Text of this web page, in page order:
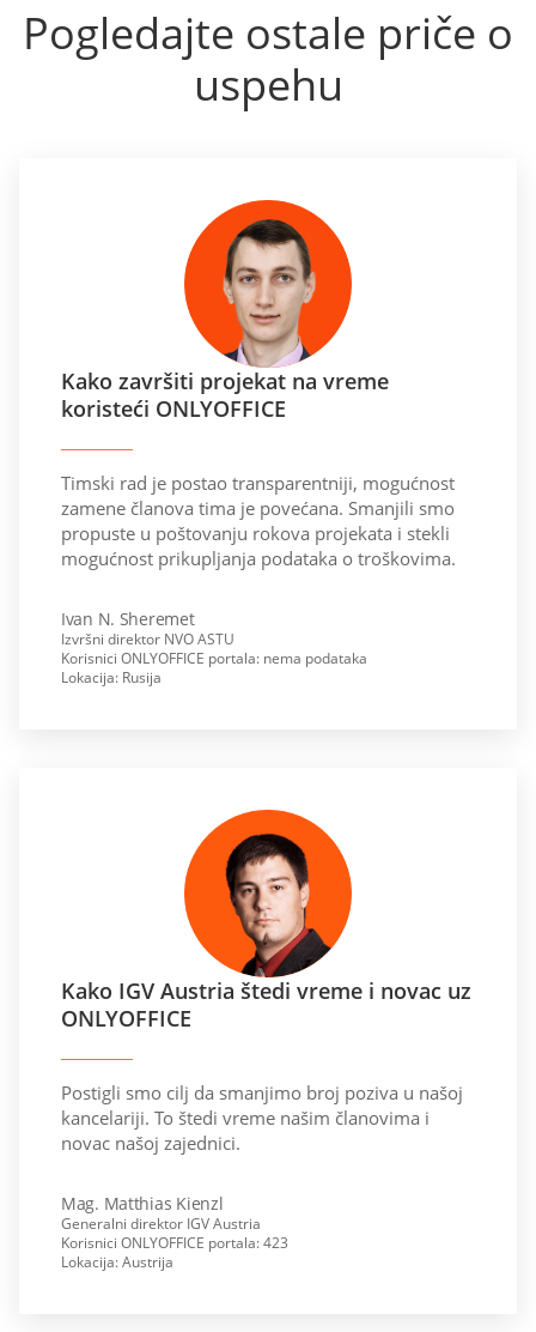
Pogledajte ostale priče o
uspehu
Kako završiti projekat na vreme
koristeći ONLYOFFICE
Timski rad je postao transparentniji, mogućnost
zamene članova tima je povećana. Smanjili smo
propuste u poštovanju rokova projekata i stekli
mogućnost prikupljanja podataka o troškovima.
Ivan N. Sheremet
Izvršni direktor NVO ASTU
Korisnici ONLYOFFICE portala: nema podataka
Lokacija: Rusija
Kako IGV Austria štedi vreme i novac uz
ONLYOFFICE
Postigli smo cilј da smanjimo broj poziva u našoj
kancelariji. To štedi vreme našim članovima i
novac našoj zajednici.
Mag. Matthias Kienzl
Generalni direktor IGV Austria
Korisnici ONLYOFFICE portala: 423
Lokacija: Austrija